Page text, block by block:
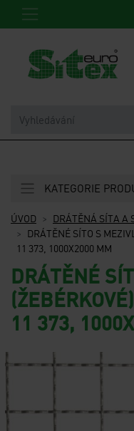
ÚVOD DRÁTĚNÁ SÍTA A
DRÁTĚNÉ SÍTO S
11 373, 1000X2000 MM
DRÁTĚNÉ
11 373,
KATEGORIE